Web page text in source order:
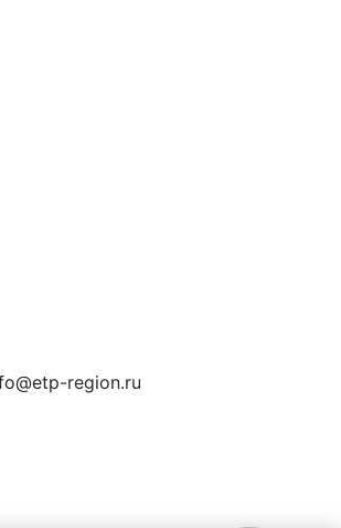
region.ru